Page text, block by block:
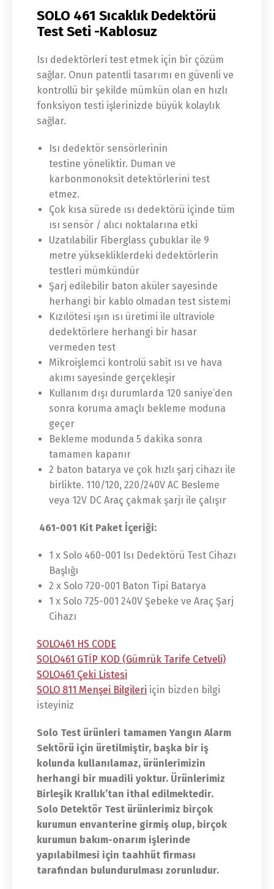
SOLO 461 Sıcaklık Dedektörü
Test Seti -Kablosuz
Isı dedektörleri test etmek için bir çözüm
sağlar. Onun patentli tasarımı en güvenli ve
kontrollü bir şekilde mümkün olan en hızlı
fonksiyon testi işlerinizde büyük kolaylık
sağlar.
Isı dedektör sensörlerinin
testine yöneliktir. Duman ve
karbonmonoksit detektörlerini test
etmez.
Çok kısa sürede ısı dedektörü içinde tüm
ısı sensör / alıcı noktalarına etki
Uzatılabilir Fiberglass çubuklar ile 9
metre yüksekliklerdeki dedektörlerin
testleri mümkündür
Şarj edilebilir baton aküler sayesinde
herhangi bir kablo olmadan test sistemi
Kızılötesi ışın ısı üretimi ile ultraviole
dedektörlere herhangi bir hasar
vermeden test
Mikroişlemci kontrolü sabit ısı ve hava
akımı sayesinde gerçekleşir
Kullanım dışı durumlarda 120 saniye’den
sonra koruma amaçlı bekleme moduna
geçer
Bekleme modunda 5 dakika sonra
tamamen kapanır
2 baton batarya ve çok hızlı şarj cihazı ile
birlikte. 110/120, 220/240V AC Besleme
veya 12V DC Araç çakmak şarjı ile çalışır
461-001 Kit Paket İçeriği:
1 x Solo 460-001 Isı Dedektörü Test Cihazı
Başlığı
2 x Solo 720-001 Baton Tipi Batarya
1 x Solo 725-001 240V Şebeke ve Araç Şarj
Cihazı
SOLO461 HS CODE
SOLO461 GTİP KOD (Gümrük Tarife Cetveli)
SOLO461 Çeki Listesi
SOLO 811 Menşei Bilgileri için bizden bilgi
isteyiniz
Solo Test ürünleri tamamen Yangın Alarm
Sektörü için üretilmiştir, başka bir iş
kolunda kullanılamaz, ürünlerimizin
herhangi bir muadili yoktur. Ürünlerimiz
Birleşik Krallık’tan ithal edilmektedir.
Solo Detektör Test ürünlerimiz birçok
kurumun envanterine girmiş olup, birçok
kurumun bakım-onarım işlerinde
yapılabilmesi için taahhüt firması
tarafından bulundurulması zorunludur.